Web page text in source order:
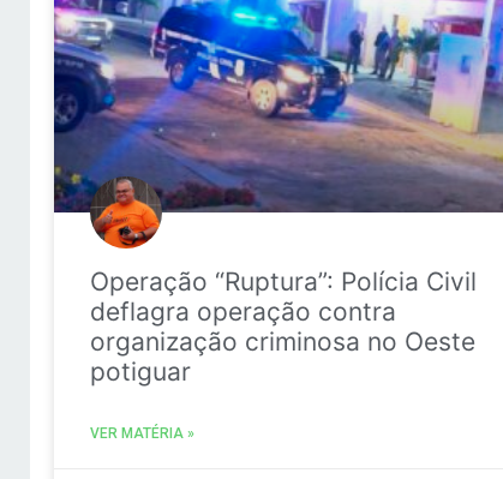
Operação “Ruptura”: Polícia Civil
deflagra operação contra
organização criminosa no Oeste
potiguar
VER MATÉRIA »